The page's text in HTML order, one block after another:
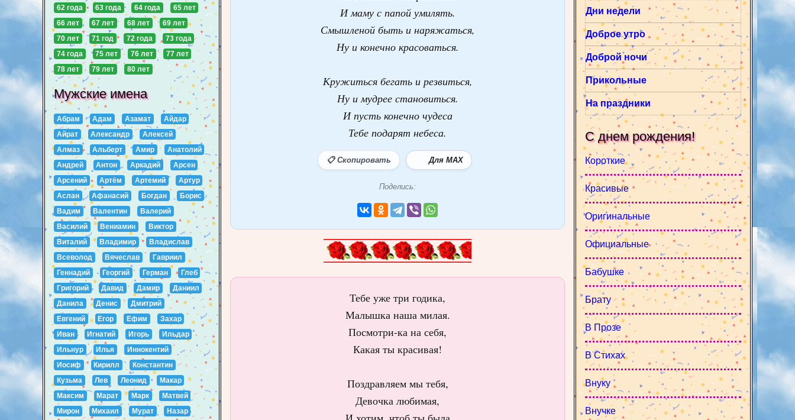
И маму с папой умилять.
Смышленой быть и наряжаться,
Ну и конечно красоваться.
Кружиться бегать и резвиться,
Ну и мудрее становиться.
И пусть конечно чудеса
Тебе подарят небеса.
📋 Скопировать Для MAX
Поделись:
Тебе уже три годика,
Малышка наша милая.
Посмотри-ка на себя,
Какая ты красивая!
Поздравляем мы тебя,
Девочка любимая,
Дни недели
Доброе утро
Доброй ночи
Прикольные
На праздники
С днем рождения!
Короткие
Красивые
Оригинальные
Официальные
Бабушке
Брату
В Прозе
В Стихах
Внуку
Внучке
62 года
63 года 64 года
65 лет
66 лет
67 лет 68 лет
69 лет
70 лет
71 год 72 года
73 года
74 года
75 лет 76 лет
77 лет
78 лет
79 лет 80 лет
Мужские имена
Абрам Адам Азамат
Айдар
Айрат
Александр
Алексей
Алмаз
Альберт Амир
Анатолий
Андрей
Антон Аркадий
Арсен
Арсений
Артём Артемий
Артур
Аслан
Афанасий Богдан
Борис
Вадим
Валентин
Валерий
Василий
Вениамин
Виктор
Виталий
Владимир
Владислав
Всеволод
Вячеслав
Гавриил
Геннадий
Георгий Герман
Глеб
Григорий
Давид Дамир
Даниил
Данила
Денис
Дмитрий
Евгений
Егор Ефим
Захар
Иван
Игнатий Игорь
Ильдар
Ильнур
Илья
Иннокентий
Иосиф
Кирилл
Константин
Кузьма
Лев Леонид
Макар
Максим
Марат Марк
Матвей
Мирон
Михаил Мурат
Назар